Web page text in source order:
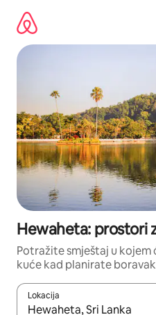
sadržaj
Hewaheta: prostori
Potražite smještaj u
kuće kad planirate
Lokacija
Kada budu dostupni